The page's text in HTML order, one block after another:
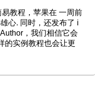
教程，苹果在 一周前
心. 同时，还发布了 i
，我们相信它会
的实例教程也会让更